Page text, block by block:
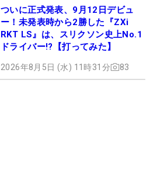
ついに正式発表、9月12日デビュ
ー！未発表時から2勝した『ZXi
RKT LS』は、スリクソン史上No.1
ドライバー!?【打ってみた】
2026年8月5日 (水) 11時31分 83